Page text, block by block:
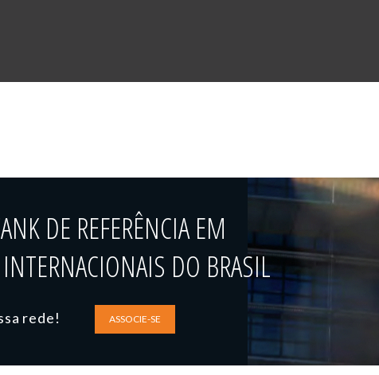
DE REFERÊNCIA EM
INTERNACIONAIS DO BRASIL
rede! ASSOCIE-SE